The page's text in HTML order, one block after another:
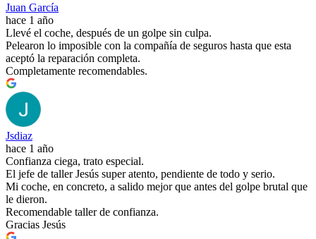
Juan García
hace 1 año
Llevé el coche, después de un golpe sin culpa.
Pelearon lo imposible con la compañía de seguros hasta que esta
aceptó la reparación completa.
Completamente recomendables.
Jsdiaz
hace 1 año
Confianza ciega, trato especial.
El jefe de taller Jesús super atento, pendiente de todo y serio.
Mi coche, en concreto, a salido mejor que antes del golpe brutal que
le dieron.
Recomendable taller de confianza.
Gracias Jesús